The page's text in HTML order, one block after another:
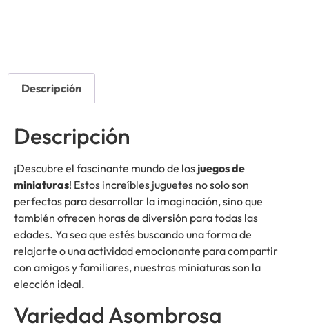
Descripción
Descripción
¡Descubre el fascinante mundo de los juegos de
miniaturas! Estos increíbles juguetes no solo son
perfectos para desarrollar la imaginación, sino que
también ofrecen horas de diversión para todas las
edades. Ya sea que estés buscando una forma de
relajarte o una actividad emocionante para compartir
con amigos y familiares, nuestras miniaturas son la
elección ideal.
Variedad Asombrosa